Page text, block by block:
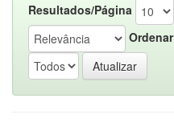
Resultados/Página
Ordenar